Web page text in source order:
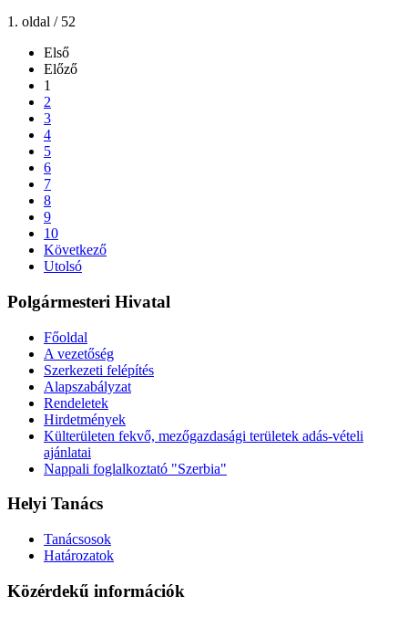
1. oldal / 52
Első
Előző
1
2
3
4
5
6
7
8
9
10
Következő
Utolsó
Polgármesteri Hivatal
Főoldal
A vezetőség
Szerkezeti felépítés
Alapszabályzat
Rendeletek
Hirdetmények
Külterületen fekvő, mezőgazdasági területek adás-vételi
ajánlatai
Nappali foglalkoztató "Szerbia"
Helyi Tanács
Tanácsosok
Határozatok
Közérdekű információk